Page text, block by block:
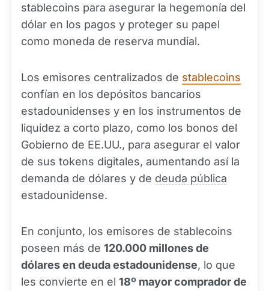
stablecoins para asegurar la hegemonía del
dólar en los pagos y proteger su papel
como moneda de reserva mundial.
Los emisores centralizados de stablecoins
confían en los depósitos bancarios
estadounidenses y en los instrumentos de
liquidez a corto plazo, como los bonos del
Gobierno de EE.UU., para asegurar el valor
de sus tokens digitales, aumentando así la
demanda de dólares y de deuda pública
estadounidense.
En conjunto, los emisores de stablecoins
poseen más de 120.000 millones de
dólares en deuda estadounidense, lo que
les convierte en el 18º mayor comprador de